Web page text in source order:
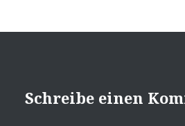
Schreibe einen